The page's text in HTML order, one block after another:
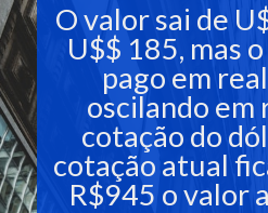
O valor sai de
U$$ 185, mas
pago em
oscilando em
cotação do
cotação atual
R$945 o valor